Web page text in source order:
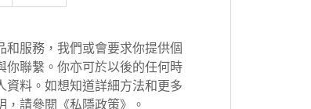
和服務，我們或會要求你提供個
你聯繫。你亦可於以後的任何時
資料。如想知道詳細方法和更多
，請參閱《私隱政策》。